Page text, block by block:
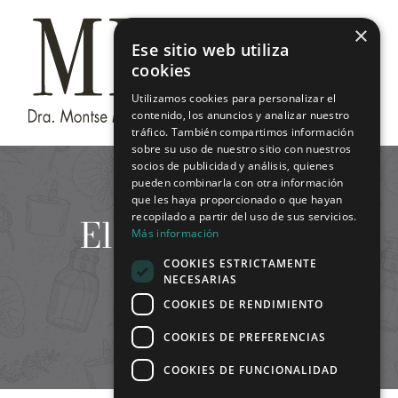
contenido
Eliminación de
arrugas
×
Ese sitio web utiliza
cookies
Utilizamos cookies para personalizar el
contenido, los anuncios y analizar nuestro
tráfico. También compartimos información
sobre su uso de nuestro sitio con nuestros
socios de publicidad y análisis, quienes
pueden combinarla con otra información
que les haya proporcionado o que hayan
recopilado a partir del uso de sus servicios.
Más información
COOKIES ESTRICTAMENTE
NECESARIAS
COOKIES DE RENDIMIENTO
COOKIES DE PREFERENCIAS
COOKIES DE FUNCIONALIDAD